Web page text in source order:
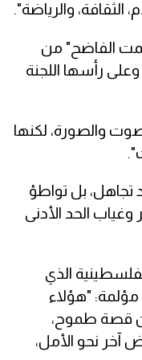
الثقافة، والرياضة".
الفاضح" من
رأسها اللجنة
والصورة، لكنها
بل تواطؤ
الحد الأدنى
الذي
مؤلمة: "هؤلاء
قصة طموح،
آخر نحو الأمل،